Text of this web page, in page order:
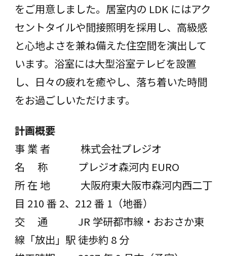
をご⽤意しました。居室内の LDK にはアク
セントタイルや間接照明を採⽤し、高級感
と心地よさを兼ね備えた住空間を演出して
います。浴室には⼤型浴室テレビを設置
し、日々の疲れを癒やし、落ち着いた時間
をお過ごしいただけます。
計画概要
事 業 者 株式会社プレジオ
名 称 プレジオ森河内 EURO
所 在 地 ⼤阪府東⼤阪市森河内⻄⼆丁
目 210 番 2、212 番 1（地番）
交 通 JR 学研都市線・おおさか東
線「放出」駅 徒歩約 8 分